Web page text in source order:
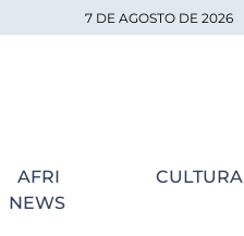
7 DE AGOSTO DE 2026
AFRI
NEWS
CULTURA